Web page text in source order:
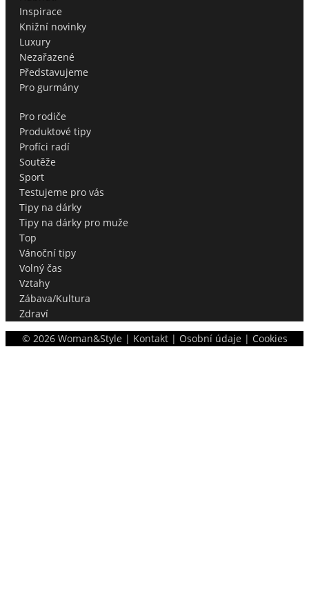
Inspirace
Knižní novinky
Luxury
Nezařazené
Představujeme
Pro gurmány
Pro rodiče
Produktové tipy
Profíci radí
Soutěže
Sport
Testujeme pro vás
Tipy na dárky
Tipy na dárky pro muže
Top
Vánoční tipy
Volný čas
Vztahy
Zábava/Kultura
Zdraví
© 2026Woman&Style | Kontakt| Osobní údaje | Cookies